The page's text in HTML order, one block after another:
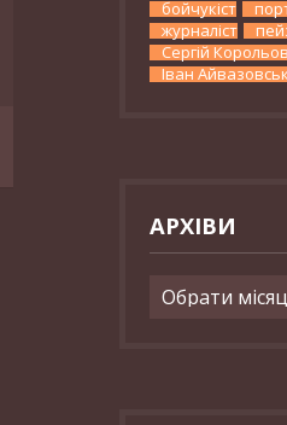
бойчукіст
журналіст
Сергій
Іван
АРХІВИ
Архіви